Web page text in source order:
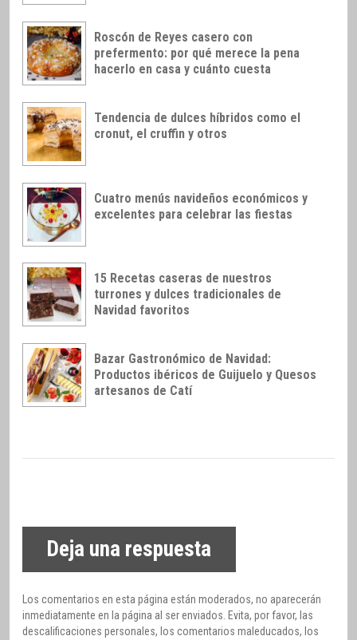
Roscón de Reyes casero con
prefermento: por qué merece la pena
hacerlo en casa y cuánto cuesta
Tendencia de dulces híbridos como el
cronut, el cruffin y otros
Cuatro menús navideños económicos y
excelentes para celebrar las fiestas
15 Recetas caseras de nuestros
turrones y dulces tradicionales de
Navidad favoritos
Bazar Gastronómico de Navidad:
Productos ibéricos de Guijuelo y Quesos
artesanos de Catí
Deja una respuesta
Los comentarios en esta página están moderados, no aparecerán
inmediatamente en la página al ser enviados. Evita, por favor, las
descalificaciones personales, los comentarios maleducados, los